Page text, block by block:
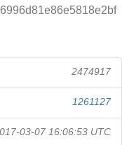
2474917
1261127
03-07 16:06:53 UTC